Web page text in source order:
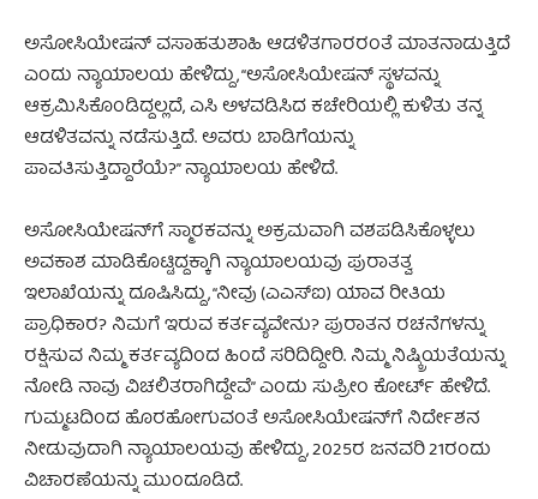
ಅಸೋಸಿಯೇಷನ್ ವಸಾಹತುಶಾಹಿ ಆಡಳಿತಗಾರರಂತೆ ಮಾತನಾಡುತ್ತಿದೆ
ಎಂದು ನ್ಯಾಯಾಲಯ ಹೇಳಿದ್ದು, “ಅಸೋಸಿಯೇಷನ್ ಸ್ಥಳವನ್ನು
ಆಕ್ರಮಿಸಿಕೊಂಡಿದ್ದಲ್ಲದೆ, ಎಸಿ ಅಳವಡಿಸಿದ ಕಚೇರಿಯಲ್ಲಿ ಕುಳಿತು ತನ್ನ
ಆಡಳಿತವನ್ನು ನಡೆಸುತ್ತಿದೆ. ಅವರು ಬಾಡಿಗೆಯನ್ನು
ಪಾವತಿಸುತ್ತಿದ್ದಾರೆಯೆ?” ನ್ಯಾಯಾಲಯ ಹೇಳಿದೆ.
ಅಸೋಸಿಯೇಷನ್‌ಗೆ ಸ್ಮಾರಕವನ್ನು ಅಕ್ರಮವಾಗಿ ವಶಪಡಿಸಿಕೊಳ್ಳಲು
ಅವಕಾಶ ಮಾಡಿಕೊಟ್ಟಿದ್ದಕ್ಕಾಗಿ ನ್ಯಾಯಾಲಯವು ಪುರಾತತ್ವ
ಇಲಾಖೆಯನ್ನು ದೂಷಿಸಿದ್ದು, “ನೀವು (ಎಎಸ್‌ಐ) ಯಾವ ರೀತಿಯ
ಪ್ರಾಧಿಕಾರ? ನಿಮಗೆ ಇರುವ ಕರ್ತವ್ಯವೇನು? ಪುರಾತನ ರಚನೆಗಳನ್ನು
ರಕ್ಷಿಸುವ ನಿಮ್ಮ ಕರ್ತವ್ಯದಿಂದ ಹಿಂದೆ ಸರಿದಿದ್ದೀರಿ. ನಿಮ್ಮ ನಿಷ್ಕ್ರಿಯತೆಯನ್ನು
ನೋಡಿ ನಾವು ವಿಚಲಿತರಾಗಿದ್ದೇವೆ” ಎಂದು ಸುಪ್ರೀಂ ಕೋರ್ಟ್ ಹೇಳಿದೆ.
ಗುಮ್ಮಟದಿಂದ ಹೊರಹೋಗುವಂತೆ ಅಸೋಸಿಯೇಷನ್‌ಗೆ ನಿರ್ದೇಶನ
ನೀಡುವುದಾಗಿ ನ್ಯಾಯಾಲಯವು ಹೇಳಿದ್ದು, 2025ರ ಜನವರಿ 21ರಂದು
ವಿಚಾರಣೆಯನ್ನು ಮುಂದೂಡಿದೆ.